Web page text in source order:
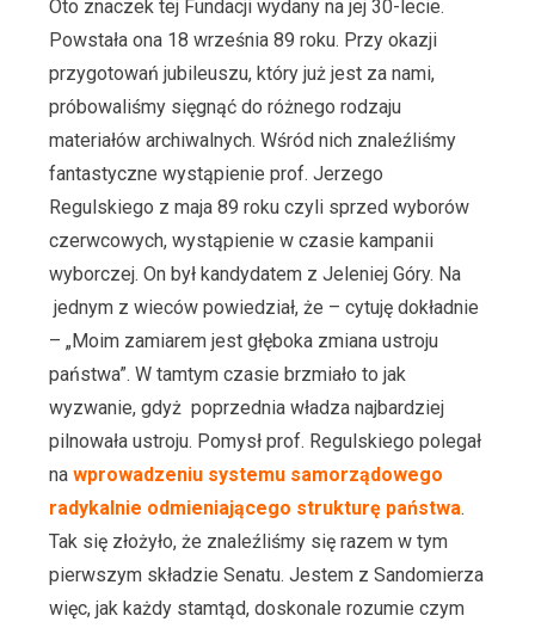
Oto znaczek tej Fundacji wydany na jej 30-lecie.
Powstała ona 18 września 89 roku. Przy okazji
przygotowań jubileuszu, który już jest za nami,
próbowaliśmy sięgnąć do różnego rodzaju
materiałów archiwalnych. Wśród nich znaleźliśmy
fantastyczne wystąpienie prof. Jerzego
Regulskiego z maja 89 roku czyli sprzed wyborów
czerwcowych, wystąpienie w czasie kampanii
wyborczej. On był kandydatem z Jeleniej Góry. Na
jednym z wieców powiedział, że – cytuję dokładnie
– „Moim zamiarem jest głęboka zmiana ustroju
państwa”. W tamtym czasie brzmiało to jak
wyzwanie, gdyż poprzednia władza najbardziej
pilnowała ustroju. Pomysł prof. Regulskiego polegał
na wprowadzeniu systemu samorządowego
radykalnie odmieniającego strukturę państwa.
Tak się złożyło, że znaleźliśmy się razem w tym
pierwszym składzie Senatu. Jestem z Sandomierza
więc, jak każdy stamtąd, doskonale rozumie czym